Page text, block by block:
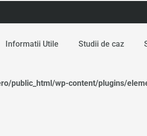
Informatii Utile Studii de caz
public_html/wp-content/plugins/